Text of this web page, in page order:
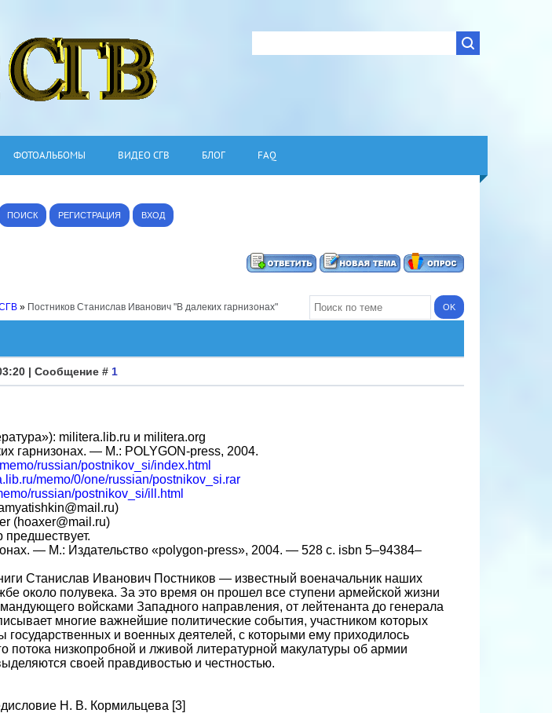
ФОТОАЛЬБОМЫ ВИДЕО СГВ БЛОГ FAQ
ПОИСК РЕГИСТРАЦИЯ ВХОД
» Постников Станислав Иванович "В далеких гарнизонах"
| Сообщение # 1
militera.lib.ru и militera.org
гарнизонах. — М.: POLYGON-press, 2004.
russian/postnikov_si/index.html
memo/0/one/russian/postnikov_si.rar
russian/postnikov_si/ill.html
(hoaxer@mail.ru)
— М.: Издательство «polygon-press», 2004. — 528 с. isbn 5–94384–
Станислав Иванович Постников — известный военачальник наших
около полувека. За это время он прошел все ступени армейской жизни
войсками Западного направления, от лейтенанта до генерала
многие важнейшие политические события, участником которых
государственных и военных деятелей, с которыми ему приходилось
потока низкопробной и лживой литературной макулатуры об армии
своей правдивостью и честностью.
Н. В. Кормильцева [3]